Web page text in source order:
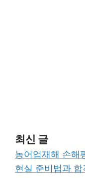
최신 글
농어업재해 손해
현실 준비법과 합